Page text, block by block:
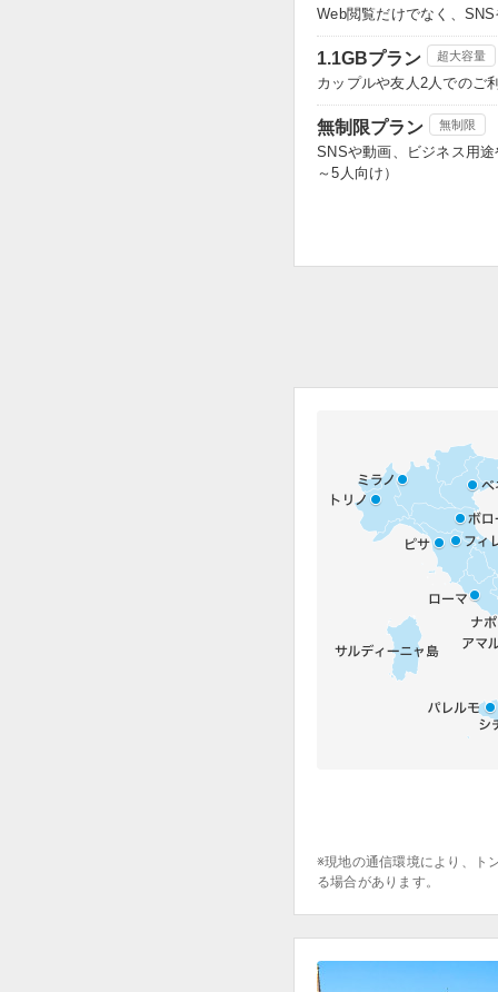
Web閲覧だけでなく、
1.1GBプラン 超大容量
カップルや友人2人でのご
無制限プラン 無制限
SNSや動画、ビジネス用
～5人向け）
※現地の通信環境により、ト
る場合があります。